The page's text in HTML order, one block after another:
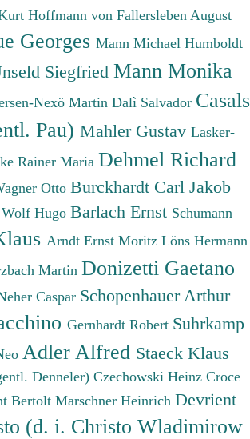
Hoffmann von Fallersleben August
Georges Mann Michael Humboldt
Siegfried Mann Monika
Nexö Martin Dalì Salvador Casals
Pau) Mahler Gustav Lasker-
Rainer Maria Dehmel Richard
Otto Burckhardt Carl Jakob
Wolf Hugo Barlach Ernst Schumann
Arndt Ernst Moritz Löns Hermann
Martin Donizetti Gaetano
Caspar Schopenhauer Arthur
Gernhardt Robert Suhrkamp
Adler Alfred Staeck Klaus
Denneler) Czechowski Heinz Croce
Bertolt Marschner Heinrich Devrient
(d. i. Christo Wladimirow